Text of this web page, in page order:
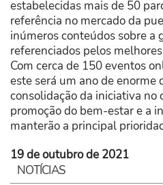
estabelecidas mais de 50
referência no mercado da
inúmeros conteúdos sobre a
referenciados pelos
Com cerca de 150 eventos
este será um ano de enorme
consolidação da iniciativa no
promoção do bem-estar e a
manterão a principal
19 de outubro de 2021
NOTÍCIAS